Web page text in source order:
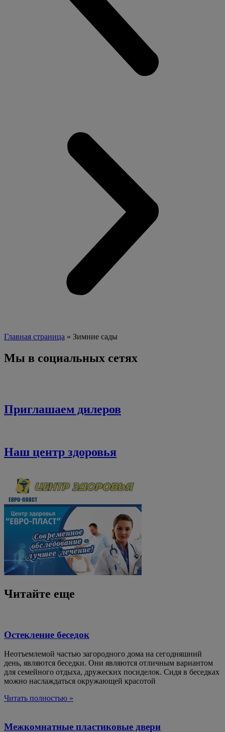
Главная страница » Зимние сады
Мы в социальных сетях
Приглашаем дилеров
Наш центр здоровья
Читайте еще
Остекление беседок
Неотъемлемой частью загородного дома на сегодняшний
день, являются беседки. Они являются отличным вариантом
для семейного отдыха, дружеских посиделок. Сидя в беседках
можно наслаждаться окружающей красотой
Читать полностью »
Межкомнатные пластиковые двери